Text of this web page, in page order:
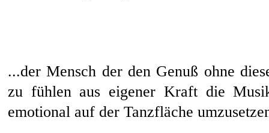
...der Mensch der den Genuß ohne
zu fühlen aus eigener Kraft die
emotional auf der Tanzfläche